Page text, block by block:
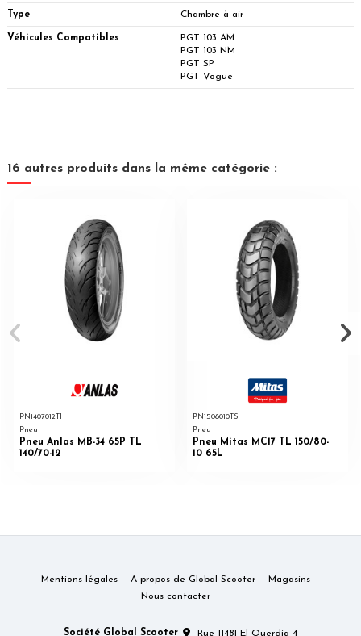
Type Chambre à air
Véhicules Compatibles
PGT 103 AM
PGT 103 NM
PGT SP
PGT Vogue
16 autres produits dans la même catégorie :
PN1407012TI
Pneu
Pneu Anlas MB-34 65P TL
140/70-12
PN1508010TS
Pneu
Pneu Mitas MC17 TL 150/80-
10 65L
Mentions légales A propos de Global Scooter
Magasins
Nous contacter
Société Global Scooter Rue 11481 El Ouerdia 4